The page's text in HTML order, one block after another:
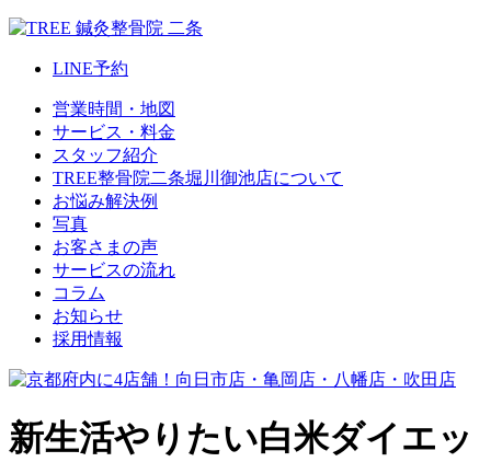
LINE予約
営業時間・地図
サービス・料金
スタッフ紹介
TREE整骨院二条堀川御池店について
お悩み解決例
写真
お客さまの声
サービスの流れ
コラム
お知らせ
採用情報
新生活やりたい白米ダイエッ